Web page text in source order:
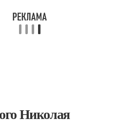
Николая